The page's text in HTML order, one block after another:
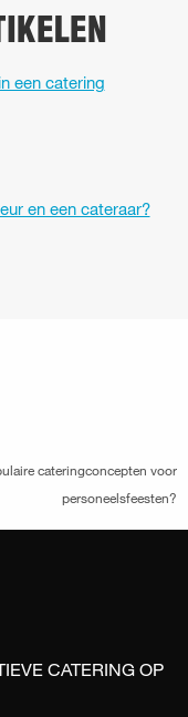
een catering
en een cateraar?
cateringconcepten voor
personeelsfeesten?
CATERING OP